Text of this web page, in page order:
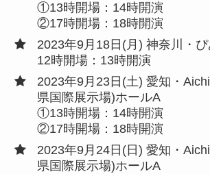
①13時開場：14時開演
②17時開場：18時開演
2023年9月18日(月) 神奈川・
12時開場：13時開演
2023年9月23日(土) 愛知・
県国際展示場)ホールA
①13時開場：14時開演
②17時開場：18時開演
2023年9月24日(日) 愛知・
県国際展示場)ホールA